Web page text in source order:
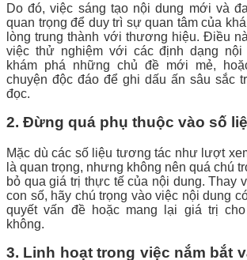
Do đó, việc sáng tạo nội dung mới và
quan trọng để duy trì sự quan tâm của
lòng trung thành với thương hiệu. Điều
việc thử nghiệm với các định dạng nội
khám phá những chủ đề mới mẻ,
chuyện độc đáo để ghi dấu ấn sâu sắc
đọc.
2. Đừng quá phụ thuộc vào số
Mặc dù các số liệu tương tác như lượt
là quan trọng, nhưng không nên quá chú
bỏ qua giá trị thực tế của nội dung. Thay
con số, hãy chú trọng vào việc nội dung
quyết vấn đề hoặc mang lại giá trị
không.
3. Linh hoạt trong việc nắm bắt